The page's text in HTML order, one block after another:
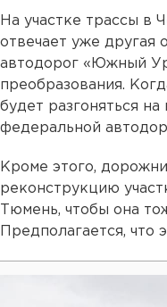
На участке трассы в
отвечает уже другая
автодорог «Южный
преобразования.
будет разгоняться
федеральной
Кроме этого,
реконструкцию
Тюмень, чтобы она
Предполагается, что